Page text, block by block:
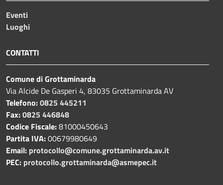
Eventi
Luoghi
CONTATTI
Comune di Grottaminarda
Via Alcide De Gasperi 4, 83035 Grottaminarda AV
Telefono:0825 445211
Fax:0825 446848
Codice Fiscale:81000450643
Partita IVA:00679980649
Email: protocollo@comune.grottaminarda.av.it
PEC: protocollo.grottaminarda@asmepec.it